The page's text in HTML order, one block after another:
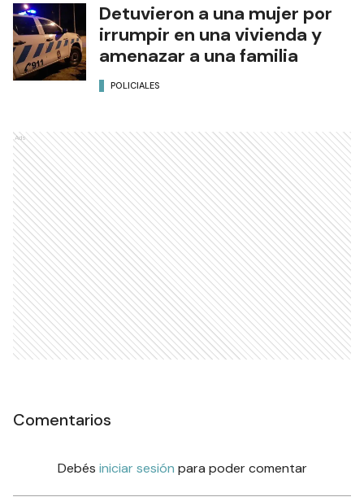
Detuvieron a una mujer por
irrumpir en una vivienda y
amenazar a una familia
POLICIALES
Ads
Comentarios
Debés iniciar sesión para poder comentar